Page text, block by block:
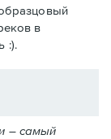
в
:).
– самый